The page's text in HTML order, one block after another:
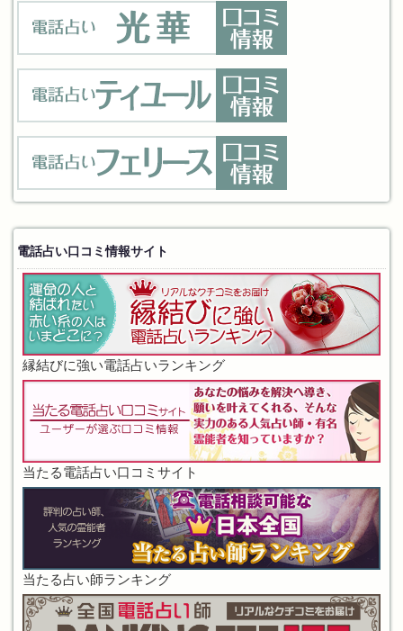
電話占い口コミ情報サイト
縁結びに強い電話占いランキング
当たる電話占い口コミサイト
当たる占い師ランキング